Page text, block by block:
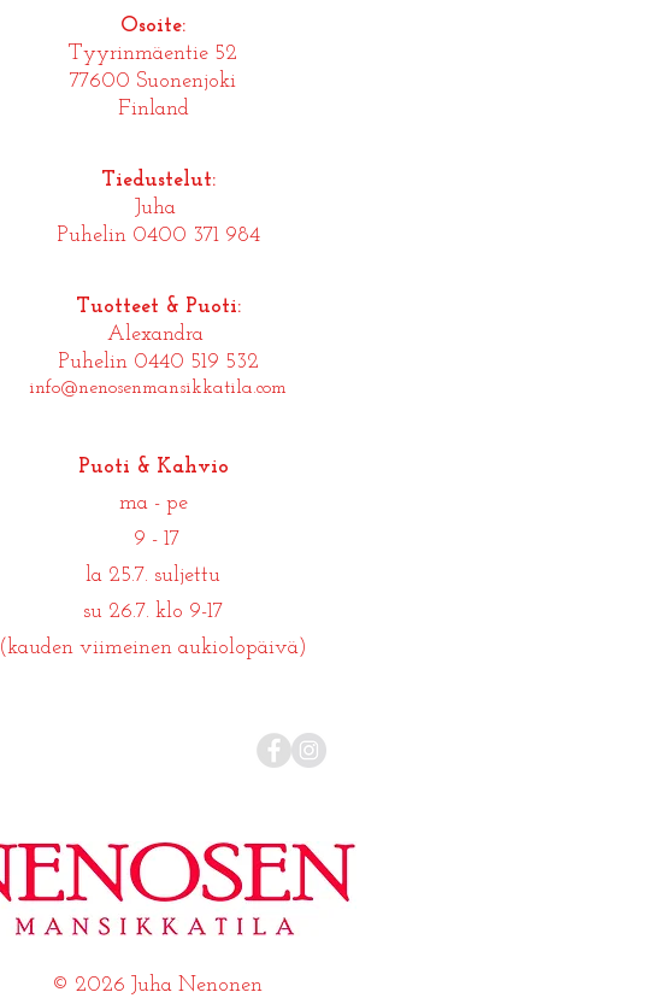
Osoite:
Tyyrinmäentie 52
77600 Suonenjoki
Finland
Puoti & Kahvio
ma - pe
9 - 17
la 25.7. suljettu
su 26.7. klo 9-17
(kauden viimeinen aukiolopäivä)
Tiedustelut:
Juha
Puhelin 0400 371 984
Tuotteet & Puoti:
Alexandra
Puhelin 0440 519 532
info@nenosenmansikkatila.com
© 2026 Juha Nenonen